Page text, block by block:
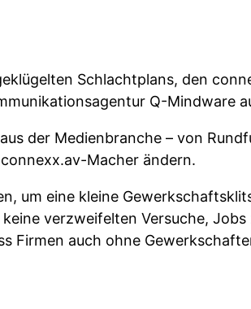
Schlachtplans, den
Q-Mindware
der Medienbranche – von
Macher ändern.
um eine kleine
verzweifelten Versuche,
Firmen auch ohne